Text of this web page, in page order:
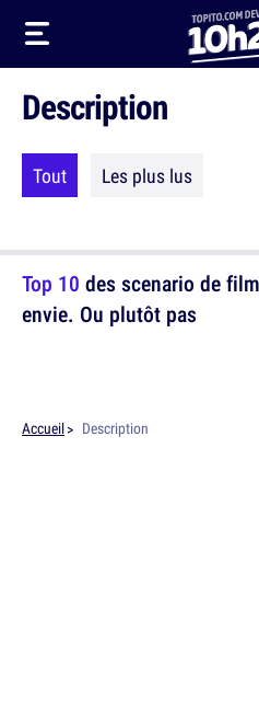
Description
Tout Les plus lus
Top 10 des scenario de
envie. Ou plutôt pas
Accueil Description